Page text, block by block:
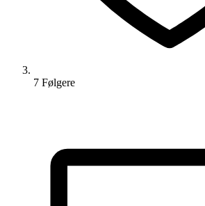
7 Følgere